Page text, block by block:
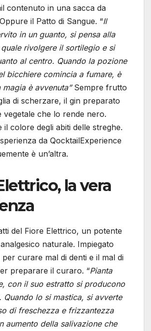
contenuto in una sacca da
il Patto di Sangue. “Il
in un guanto, si pensa alla
rivolgere il sortilegio e si
al centro. Quando la pozione
bicchiere comincia a fumare, è
magia è avvenuta” Sempre frutto
di scherzare, il gin preparato
che lo rende nero.
il colore degli abiti delle streghe.
da QocktailExperience
è un’altra.
la vera
del Fiore Elettrico, un potente
naturale. Impiegato
per curare mal di denti e il mal di
preparare il curaro. “Pianta
con il suo estratto si producono
Quando lo si mastica, si avverte
di freschezza e frizzantezza
aumento della salivazione che